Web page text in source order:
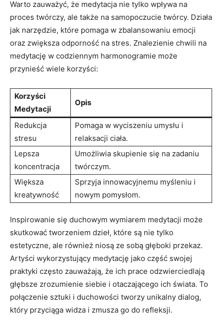
Warto zauważyć, że medytacja nie tylko wpływa na
proces twórczy, ale także na samopoczucie twórcy. Działa
jak narzędzie, które pomaga w zbalansowaniu emocji
oraz zwiększa odporność na stres. Znalezienie chwili na
medytację w codziennym harmonogramie może
przynieść wiele korzyści:
Korzyści
Medytacji
Opis
Redukcja
stresu
Pomaga w wyciszeniu umysłu i
relaksacji ciała.
Lepsza
koncentracja
Umożliwia skupienie się na zadaniu
twórczym.
Większa
kreatywność
Sprzyja innowacyjnemu myśleniu i
nowym pomysłom.
Inspirowanie się duchowym wymiarem medytacji może
skutkować tworzeniem dzieł, które są nie tylko
estetyczne, ale również niosą ze sobą głęboki przekaz.
Artyści wykorzystujący medytację jako część swojej
praktyki często zauważają, że ich prace odzwierciedlają
głębsze zrozumienie siebie i otaczającego ich świata. To
połączenie sztuki i duchowości tworzy unikalny dialog,
który przyciąga widza i zmusza go do refleksji.